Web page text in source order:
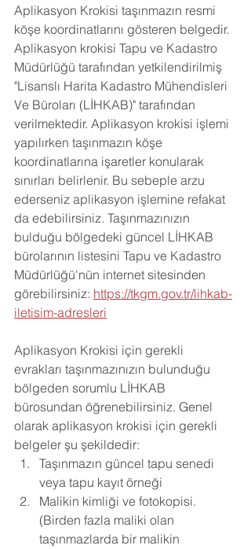
Aplikasyon Krokisi taşınmazın resmi
köşe koordinatlarını gösteren belgedir.
Aplikasyon krokisi Tapu ve Kadastro
Müdürlüğü tarafından yetkilendirilmiş
"Lisanslı Harita Kadastro Mühendisleri
Ve Büroları (LİHKAB)" tarafından
verilmektedir. Aplikasyon krokisi işlemi
yapılırken taşınmazın köşe
koordinatlarına işaretler konularak
sınırları belirlenir. Bu sebeple arzu
ederseniz aplikasyon işlemine refakat
da edebilirsiniz. Taşınmazınızın
bulduğu bölgedeki güncel LİHKAB
bürolarının listesini Tapu ve Kadastro
Müdürlüğü'nün internet sitesinden
görebilirsiniz: https://tkgm.gov.tr/lihkab-
iletisim-adresleri
Aplikasyon Krokisi için gerekli
evrakları taşınmazınızın bulunduğu
bölgeden sorumlu LİHKAB
bürosundan öğrenebilirsiniz. Genel
olarak aplikasyon krokisi için gerekli
belgeler şu şekildedir:
Taşınmazın güncel tapu senedi
veya tapu kayıt örneği
Malikin kimliği ve fotokopisi.
(Birden fazla maliki olan
taşınmazlarda bir malikin